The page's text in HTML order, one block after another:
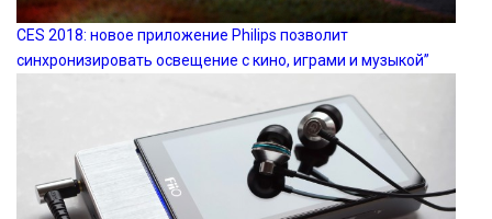
CES 2018: новое приложение Philips позволит
синхронизировать освещение с кино, играми и музыкой”